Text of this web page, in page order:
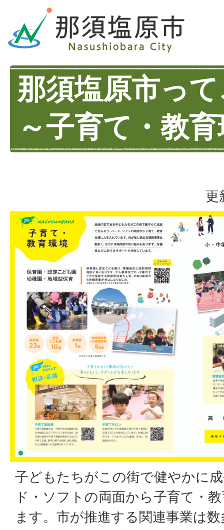
那須塩原市っ
～子育て・教
更
子どもたちがこの街で健やかに
ド・ソフトの両面から子育て・
ます。市が推進する関連事業は